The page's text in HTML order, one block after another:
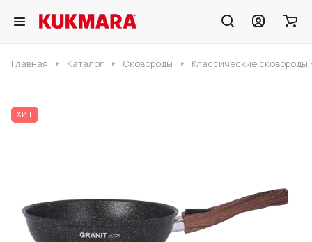
Главная Каталог Сковороды Классические сковороды
ХИТ